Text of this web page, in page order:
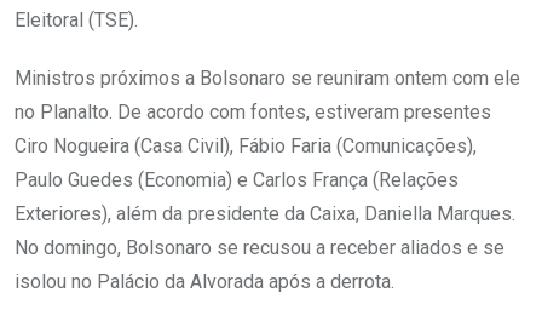
Eleitoral (TSE).
Ministros próximos a Bolsonaro se reuniram ontem com ele
no Planalto. De acordo com fontes, estiveram presentes
Ciro Nogueira (Casa Civil), Fábio Faria (Comunicações),
Paulo Guedes (Economia) e Carlos França (Relações
Exteriores), além da presidente da Caixa, Daniella Marques.
No domingo, Bolsonaro se recusou a receber aliados e se
isolou no Palácio da Alvorada após a derrota.